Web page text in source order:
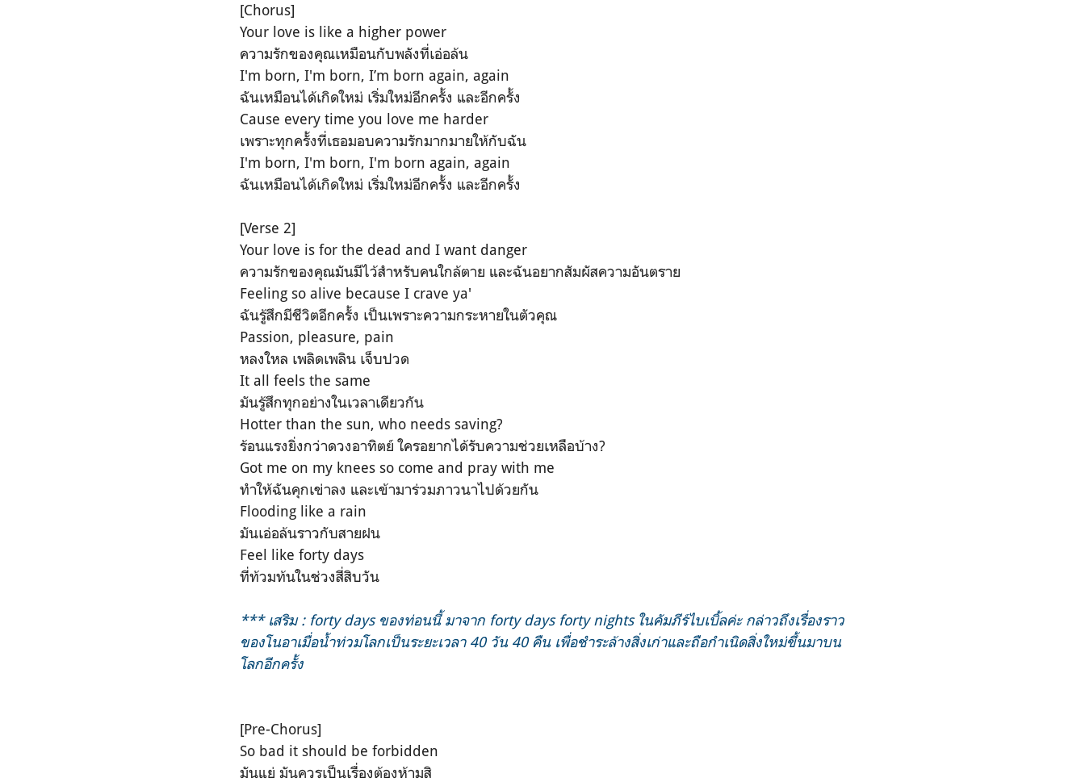
[Chorus]
Your love is like a higher power
ความรักของคุณเหมือนกับพลังที่เอ่อล้น
I'm born, I'm born, I’m born again, again
ฉันเหมือนได้เกิดใหม่ เริ่มใหม่อีกครั้ง และอีกครั้ง
Cause every time you love me harder
เพราะทุกครั้งที่เธอมอบความรักมากมายให้กับฉัน
I'm born, I'm born, I'm born again, again
ฉันเหมือนได้เกิดใหม่ เริ่มใหม่อีกครั้ง และอีกครั้ง
[Verse 2]
Your love is for the dead and I want danger
ความรักของคุณมันมีไว้สำหรับคนใกล้ตาย และฉันอยากสัมผัสความอันตราย
Feeling so alive because I crave ya'
ฉันรู้สึกมีชีวิตอีกครั้ง เป็นเพราะความกระหายในตัวคุณ
Passion, pleasure, pain
หลงใหล เพลิดเพลิน เจ็บปวด
It all feels the same
มันรู้สึกทุกอย่างในเวลาเดียวกัน
Hotter than the sun, who needs saving?
ร้อนแรงยิ่งกว่าดวงอาทิตย์ ใครอยากได้รับความช่วยเหลือบ้าง?
Got me on my knees so come and pray with me
ทำให้ฉันคุกเข่าลง และเข้ามาร่วมภาวนาไปด้วยกัน
Flooding like a rain
มันเอ่อล้นราวกับสายฝน
Feel like forty days
ที่ท้วมท้นในช่วงสี่สิบวัน
*** เสริม : forty days ของท่อนนี้ มาจาก forty days forty nights ในคัมภีร์ไบเบิ้ลค่ะ กล่าวถึงเรื่องราว
ของโนอาเมื่อน้ำท่วมโลกเป็นระยะเวลา 40 วัน 40 คืน เพื่อชำระล้างสิ่งเก่าและถือกำเนิดสิ่งใหม่ขึ้นมาบน
โลกอีกครั้ง
[Pre-Chorus]
So bad it should be forbidden
มันแย่ มันควรเป็นเรื่องต้องห้ามสิ